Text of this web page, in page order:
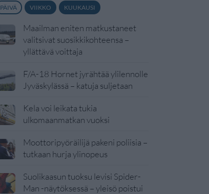
PÄIVÄ VIIKKO KUUKAUSI
Maailman eniten matkustaneet
valitsivat suosikkikohteensa –
yllättävä voittaja
F/A-18 Hornet jyrähtää ylilennolle
Jyväskylässä – katuja suljetaan
Kela voi leikata tukia
ulkomaanmatkan vuoksi
Moottoripyöräilijä pakeni poliisia –
tutkaan hurja ylinopeus
Suolikaasun tuoksu levisi Spider-
Man -näytöksessä – yleisö poistui